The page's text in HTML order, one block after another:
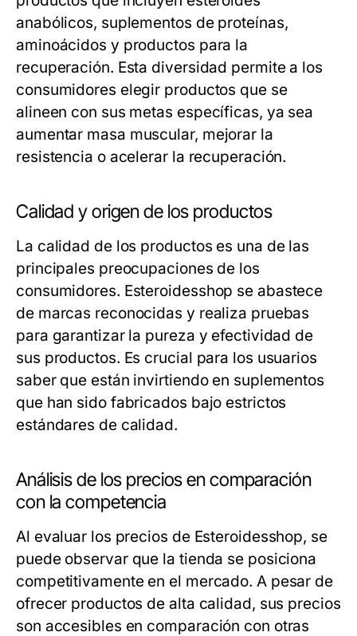
anabólicos, suplementos de proteínas,
aminoácidos y productos para la
recuperación. Esta diversidad permite a los
consumidores elegir productos que se
alineen con sus metas específicas, ya sea
aumentar masa muscular, mejorar la
resistencia o acelerar la recuperación.
Calidad y origen de los productos
La calidad de los productos es una de las
principales preocupaciones de los
consumidores. Esteroidesshop se abastece
de marcas reconocidas y realiza pruebas
para garantizar la pureza y efectividad de
sus productos. Es crucial para los usuarios
saber que están invirtiendo en suplementos
que han sido fabricados bajo estrictos
estándares de calidad.
Análisis de los precios en comparación
con la competencia
Al evaluar los precios de Esteroidesshop, se
puede observar que la tienda se posiciona
competitivamente en el mercado. A pesar de
ofrecer productos de alta calidad, sus precios
son accesibles en comparación con otras